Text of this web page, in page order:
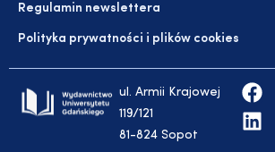
Regulamin newslettera
Polityka prywatności i plików cookies
ul. Armii Krajowej
119/121
81-824 Sopot